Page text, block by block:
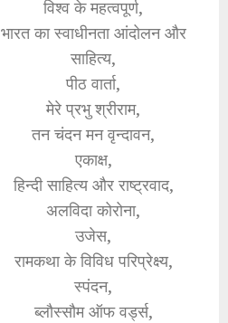
विश्व के महत्वपूर्ण,
भारत का स्वाधीनता आंदोलन और
साहित्य,
पीठ वार्ता,
मेरे प्रभु श्रीराम,
तन चंदन मन वृन्दावन,
एकाक्ष,
हिन्दी साहित्य और राष्ट्रवाद,
अलविदा कोरोना,
उजेस,
रामकथा के विविध परिप्रेक्ष्य,
स्पंदन,
ब्लौस्सौम ऑफ वर्ड्स,